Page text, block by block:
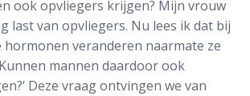
ook opvliegers krijgen? Mijn vrouw
last van opvliegers. Nu lees ik dat bij
hormonen veranderen naarmate ze
mannen daardoor ook
Deze vraag ontvingen we van